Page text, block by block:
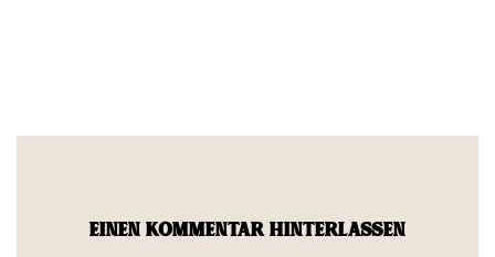
EINEN KOMMENTAR HINTERLASSEN